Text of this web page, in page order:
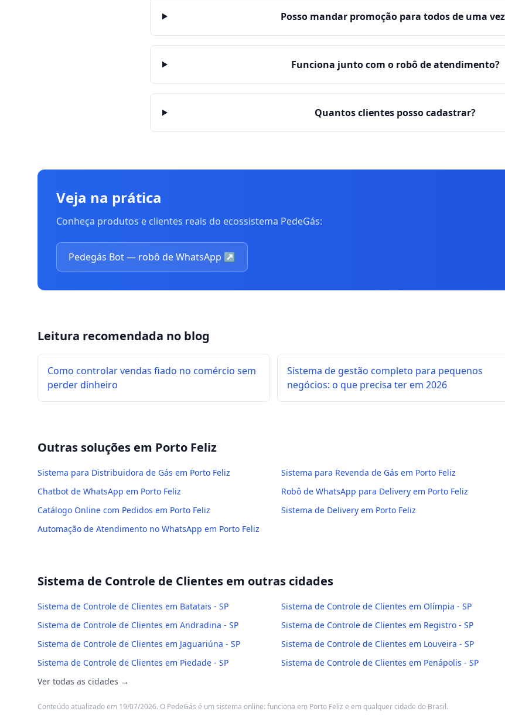
Posso mandar promoção para todos de uma
Funciona junto com o robô de atendimento?
Quantos clientes posso cadastrar?
Veja na prática
Conheça produtos e clientes reais do ecossistema PedeGás:
Pedegás Bot — robô de WhatsApp ↗
Leitura recomendada no blog
Como controlar vendas fiado no comércio sem
perder dinheiro
Sistema de gestão completo para pequenos
negócios: o que precisa ter em 2026
Outras soluções em Porto Feliz
Sistema para Distribuidora de Gás em Porto Feliz Sistema para Revenda de Gás em Porto Feliz
Chatbot de WhatsApp em Porto Feliz
Robô de WhatsApp para Delivery em Porto Feliz
Catálogo Online com Pedidos em Porto Feliz
Sistema de Delivery em Porto Feliz
Automação de Atendimento no WhatsApp em Porto Feliz
Sistema de Controle de Clientes em outras cidades
Sistema de Controle de Clientes em Batatais - SP Sistema de Controle de Clientes em Olímpia - SP
Sistema de Controle de Clientes em Andradina - SP
Sistema de Controle de Clientes em Registro - SP
Sistema de Controle de Clientes em Jaguariúna - SP
Sistema de Controle de Clientes em Louveira - SP
Sistema de Controle de Clientes em Piedade - SP
Sistema de Controle de Clientes em Penápolis - SP
Ver todas as cidades →
Conteúdo atualizado em 19/07/2026. O PedeGás é um sistema online: funciona em Porto Feliz e em qualquer cidade do Brasil.